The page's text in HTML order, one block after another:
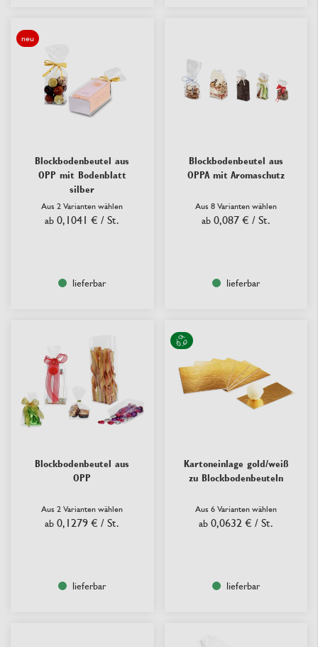
neu
Blockbodenbeutel aus
OPP mit Bodenblatt
silber
Aus 2 Varianten wählen
ab 0,1041 € / St.
lieferbar
Blockbodenbeutel aus
OPPA mit Aromaschutz
Aus 8 Varianten wählen
ab 0,087 € / St.
lieferbar
Blockbodenbeutel aus
OPP
Aus 2 Varianten wählen
ab 0,1279 € / St.
lieferbar
Kartoneinlage gold/weiß
zu Blockbodenbeuteln
Aus 6 Varianten wählen
ab 0,0632 € / St.
lieferbar